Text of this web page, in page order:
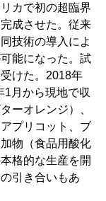
カで初の超臨界
成させた。従来
技術の導入によ
能になった。試
けた。2018年
1月から現地で収
ーオレンジ）、
プリコット、ブ
物（食品用酸化
格的な生産を開
引き合いもあ